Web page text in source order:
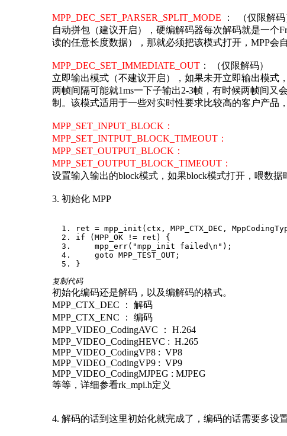
MPP_DEC_SET_PARSER_SPLIT_MODE ： （仅限解码
自动拼包（建议开启），硬编解码器每次解码就是一个
读的任意长度数据），那就必须把该模式打开，MPP会
MPP_DEC_SET_IMMEDIATE_OUT ： （仅限解码）
立即输出模式（不建议开启），如果未开立即输出模式
两帧间隔可能就1ms一下子输出2-3帧，有时候两帧间
制。该模式适用于一些对实时性要求比较高的客户产品
MPP_SET_INPUT_BLOCK：
MPP_SET_INTPUT_BLOCK_TIMEOUT：
MPP_SET_OUTPUT_BLOCK：
MPP_SET_OUTPUT_BLOCK_TIMEOUT：
设置输入输出的block模式，如果block模式打开，喂数
3. 初始化 MPP
ret = mpp_init(ctx, MPP_CTX_DEC,
if (MPP_OK != ret) {
mpp_err("mpp_init failed\n");
goto MPP_TEST_OUT;
}
复制代码
初始化编码还是解码，以及编解码的格式。
MPP_CTX_DEC ： 解码
MPP_CTX_ENC ： 编码
MPP_VIDEO_CodingAVC ： H.264
MPP_VIDEO_CodingHEVC : H.265
MPP_VIDEO_CodingVP8 : VP8
MPP_VIDEO_CodingVP9 : VP9
MPP_VIDEO_CodingMJPEG : MJPEG
等等，详细参看rk_mpi.h定义
4. 解码的话到这里初始化就完成了，编码的话需要多设